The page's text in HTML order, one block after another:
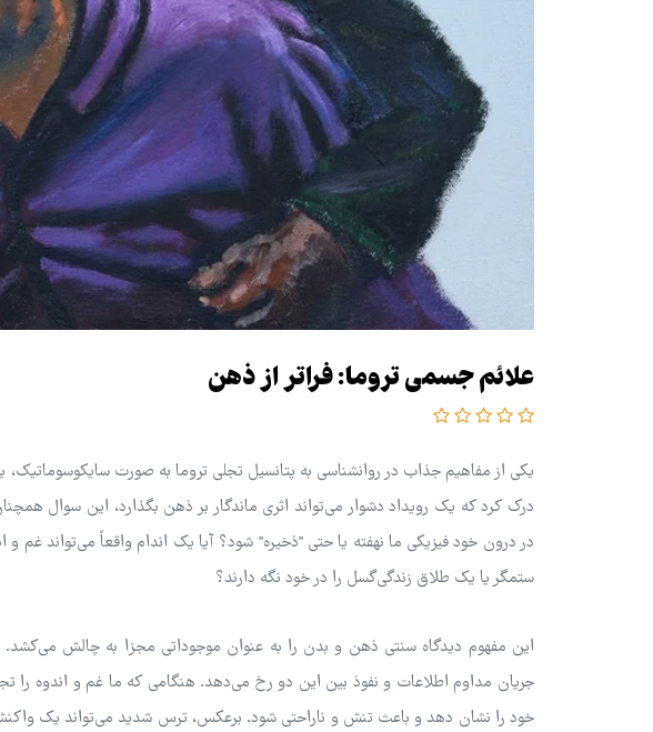
علائم جسمی تروما: فراتر از ذهن
یکی از مفاهیم جذاب در روانشناسی به پتانسیل تجلی تروما به صورت سایکوسوماتیک،
درک کرد که یک رویداد دشوار می‌تواند اثری ماندگار بر ذهن بگذارد، این سوال
در درون خود فیزیکی ما نهفته یا حتی "ذخیره" شود؟ آیا یک اندام واقعاً می‌تواند غم و
ستمگر یا یک طلاق زندگی‌گسل را در خود نگه دارند؟
این مفهوم دیدگاه سنتی ذهن و بدن را به عنوان موجوداتی مجزا به چالش می‌کشد.
جریان مداوم اطلاعات و نفوذ بین این دو رخ می‌دهد. هنگامی که ما غم و اندوه را
خود را نشان دهد و باعث تنش و ناراحتی شود. برعکس، ترس شدید می‌تواند یک